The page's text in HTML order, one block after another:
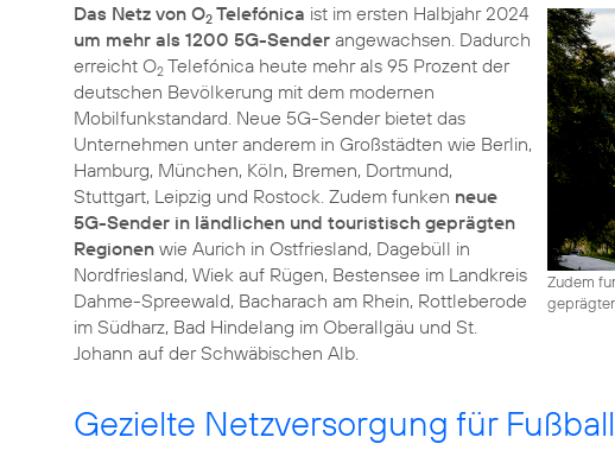
Zudem
Das Netz von O2 Telefónica ist im ersten Halbjahr 2024
um mehr als 1200 5G-Sender angewachsen. Dadurch
erreicht O2 Telefónica heute mehr als 95 Prozent der
deutschen Bevölkerung mit dem modernen
Mobilfunkstandard. Neue 5G-Sender bietet das
Unternehmen unter anderem in Großstädten wie Berlin,
Hamburg, München, Köln, Bremen, Dortmund,
Stuttgart, Leipzig und Rostock. Zudem funken neue
5G-Sender in ländlichen und touristisch geprägten
Regionen wie Aurich in Ostfriesland, Dagebüll in
Nordfriesland, Wiek auf Rügen, Bestensee im Landkreis
Dahme-Spreewald, Bacharach am Rhein, Rottleberode
im Südharz, Bad Hindelang im Oberallgäu und St.
Johann auf der Schwäbischen Alb.
Gezielte Netzversorgung für